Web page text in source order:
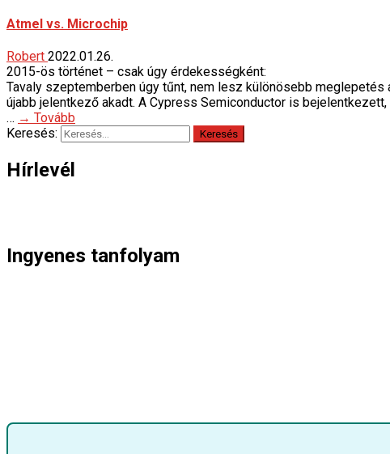
Atmel vs. Microchip
Robert 2022.01.26.
2015-ös történet – csak úgy érdekességként:
Tavaly szeptemberben úgy tűnt, nem lesz különösebb
újabb jelentkező akadt. A Cypress Semiconductor is bejelentkezett,
… → Tovább
Keresés:
Hírlevél
Ingyenes tanfolyam